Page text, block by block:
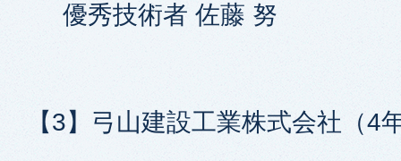
優秀技術者 佐藤 努
【3】弓山建設工業株式会社（4